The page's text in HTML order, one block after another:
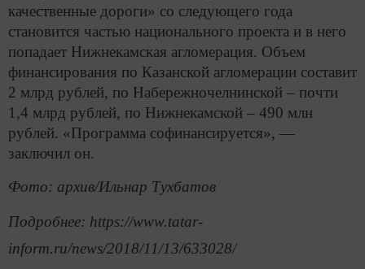
качественные дороги» со следующего года
становится частью национального проекта и в него
попадает Нижнекамская агломерация. Объем
финансирования по Казанской агломерации составит
2 млрд рублей, по Набережночелнинской – почти
1,4 млрд рублей, по Нижнекамской – 490 млн
рублей. «Программа софинансируется», —
заключил он.
Фото: архив/Ильнар Тухбатов
Подробнее: https://www.tatar-
inform.ru/news/2018/11/13/633028/